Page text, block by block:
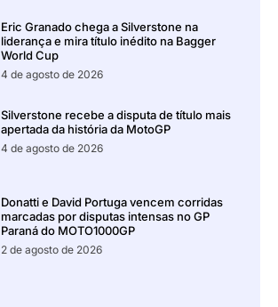
Eric Granado chega a Silverstone na
liderança e mira título inédito na Bagger
World Cup
4 de agosto de 2026
Silverstone recebe a disputa de título mais
apertada da história da MotoGP
4 de agosto de 2026
Donatti e David Portuga vencem corridas
marcadas por disputas intensas no GP
Paraná do MOTO1000GP
2 de agosto de 2026